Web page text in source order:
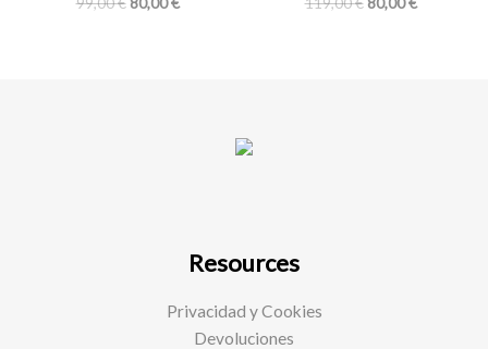
Resources
Privacidad y Cookies
Devoluciones